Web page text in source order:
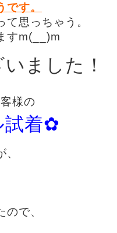
す。
思っちゃう。
すm(__)m
ました！
様の
試着✿
、
で、